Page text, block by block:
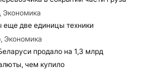
две единицы техники
Экономика
продало на 1,3 млрд
чем купило